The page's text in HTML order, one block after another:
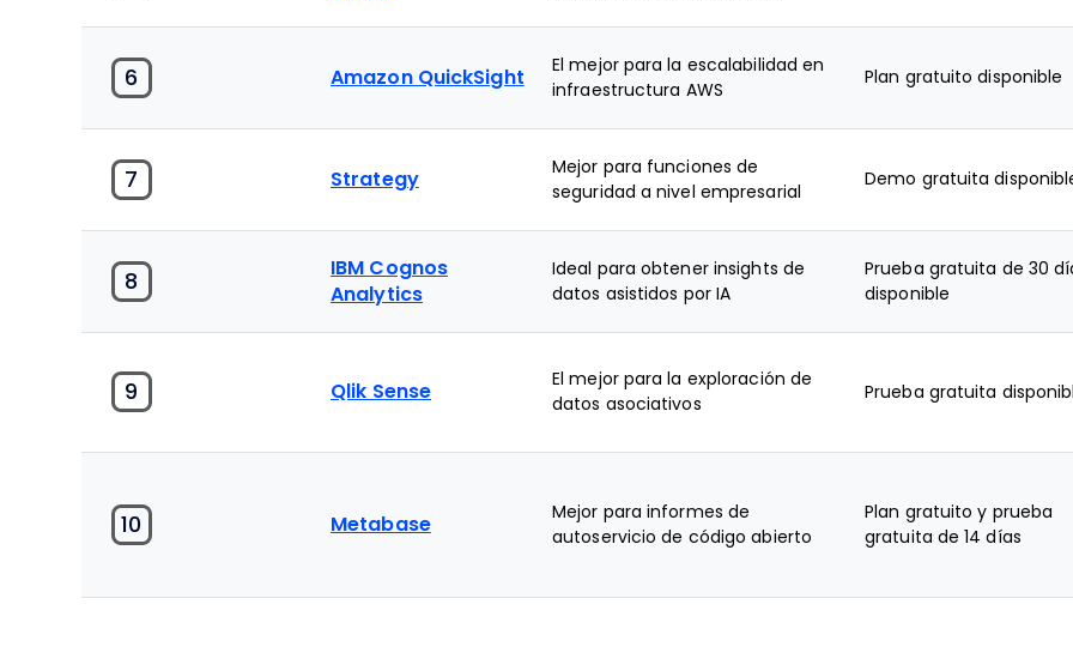
6 Amazon QuickSight
El mejor para la escalabilidad en
infraestructura AWS
Plan gratuito disponible
7 Strategy
Mejor para funciones de
seguridad a nivel empresarial
Demo gratuita
8
IBM Cognos
Analytics
Ideal para obtener insights de
datos asistidos por IA
Prueba gratuita de 30
disponible
9 Qlik Sense
El mejor para la exploración de
datos asociativos
Prueba gratuita
10 Metabase
Mejor para informes de
autoservicio de código abierto
Plan gratuito y prueba
gratuita de 14 días